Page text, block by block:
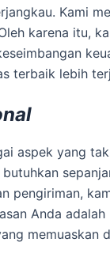
Kami
karena itu,
terbaik lebih
aspek yang
pengiriman,
Anda
memuaskan